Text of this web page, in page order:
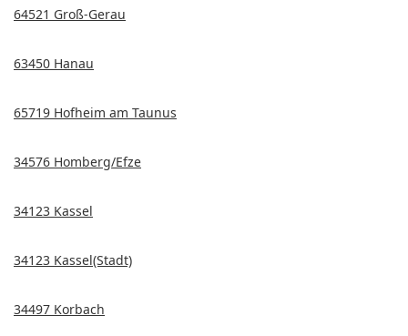
64521 Groß-Gerau
63450 Hanau
65719 Hofheim am Taunus
34576 Homberg/Efze
34123 Kassel
34123 Kassel(Stadt)
34497 Korbach